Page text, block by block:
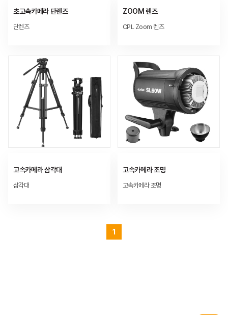
초고속카메라 단렌즈
단렌즈
ZOOM 렌즈
CPL Zoom 렌즈
고속카메라 삼각대
삼각대
고속카메라 조명
고속카메라 조명
1